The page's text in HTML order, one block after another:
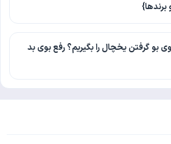
برندها}
بو گرفتن یخچال را بگیریم؟ رفع بوی بد